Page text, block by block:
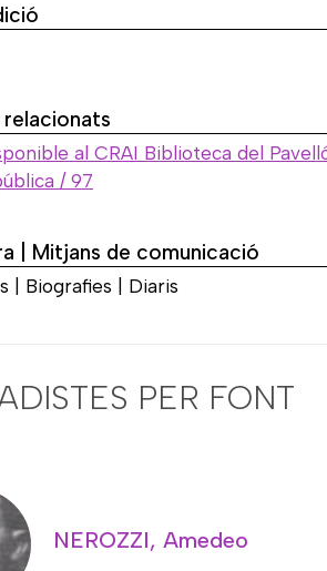
relacionats
al CRAI Biblioteca del
/ 97
| Mitjans de comunicació
| Biografies | Diaris
PER FONT
NEROZZI, Amedeo